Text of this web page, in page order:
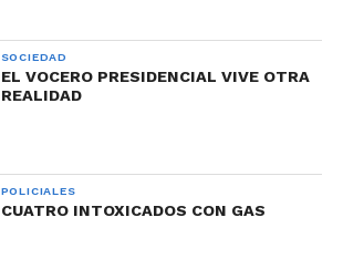
SOCIEDAD
EL VOCERO PRESIDENCIAL VIVE OTRA
REALIDAD
POLICIALES
CUATRO INTOXICADOS CON GAS